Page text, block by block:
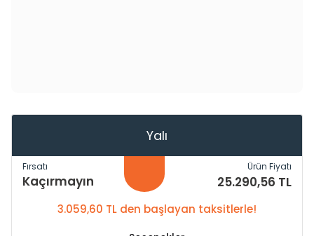
Yalı
Fırsatı
Kaçırmayın
Ürün Fiyatı
25.290,56 TL
3.059,60 TL den başlayan taksitlerle!